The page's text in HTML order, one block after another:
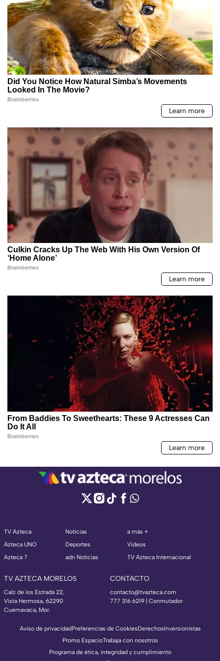
TV Azteca
Azteca UNO
Azteca 7
Noticias
Deportes
adn Noticias
a más +
Videos
TV Azteca Internacional
TV AZTECA MORELOS
Calz de los Estrada 22,
Vista Hermosa, 62290
Cuernavaca, Mor.
CONTACTO
contacto@tvazteca.com
777 316 6219 | Conmutador
Aviso de privacidadPreferencias de CookiesDerechosInversionistas
Promo EspacioTrabaja con nosotros
Programa de ética, integridad y cumplimiento